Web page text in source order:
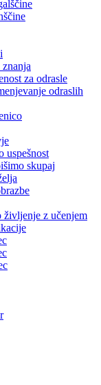
za odrasle
odraslih
uspešnost
skupaj
z učenjem